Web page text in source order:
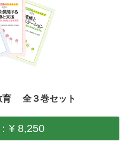
育 全３巻セット
¥ 8,250